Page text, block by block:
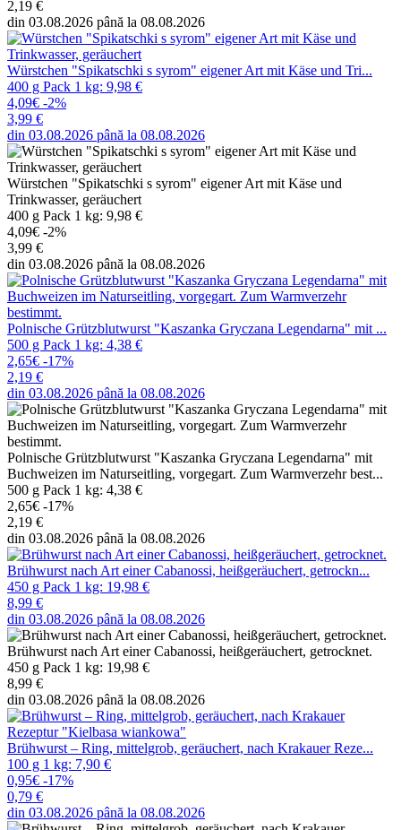
2,19 €
din 03.08.2026 până la 08.08.2026
Würstchen "Spikatschki s syrom" eigener Art mit Käse und Tri...
400 g Pack 1 kg: 9,98 €
4,09€ -2%
3,99 €
din 03.08.2026 până la 08.08.2026
Würstchen "Spikatschki s syrom" eigener Art mit Käse und
Trinkwasser, geräuchert
400 g Pack 1 kg: 9,98 €
4,09€ -2%
3,99 €
din 03.08.2026 până la 08.08.2026
Polnische Grützblutwurst "Kaszanka Gryczana Legendarna" mit ...
500 g Pack 1 kg: 4,38 €
2,65€ -17%
2,19 €
din 03.08.2026 până la 08.08.2026
Polnische Grützblutwurst "Kaszanka Gryczana Legendarna" mit
Buchweizen im Naturseitling, vorgegart. Zum Warmverzehr best...
500 g Pack 1 kg: 4,38 €
2,65€ -17%
2,19 €
din 03.08.2026 până la 08.08.2026
Brühwurst nach Art einer Cabanossi, heißgeräuchert, getrockn...
450 g Pack 1 kg: 19,98 €
8,99 €
din 03.08.2026 până la 08.08.2026
Brühwurst nach Art einer Cabanossi, heißgeräuchert, getrocknet.
450 g Pack 1 kg: 19,98 €
8,99 €
din 03.08.2026 până la 08.08.2026
Brühwurst – Ring, mittelgrob, geräuchert, nach Krakauer Reze...
100 g 1 kg: 7,90 €
0,95€ -17%
0,79 €
din 03.08.2026 până la 08.08.2026